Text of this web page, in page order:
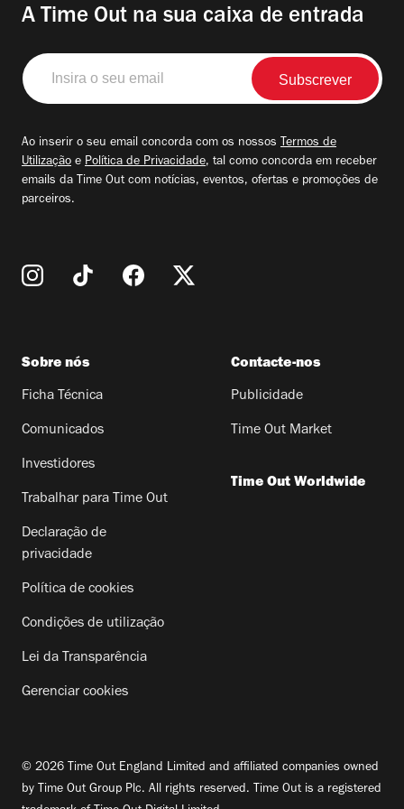
A Time Out na sua caixa de entrada
Insira
o
seu
Ao inserir o seu email concorda com os nossos Termos de
Utilização e Política de Privacidade, tal como concorda em receber
emails da Time Out com notícias, eventos, ofertas e promoções de
parceiros.
Sobre nós
Ficha Técnica
Comunicados
Investidores
Trabalhar para Time Out
Declaração de
privacidade
Política de cookies
Condições de utilização
Lei da Transparência
Gerenciar cookies
Contacte-nos
Publicidade
Time Out Market
Time Out Worldwide
© 2026 Time Out England Limited and affiliated companies owned
by Time Out Group Plc. All rights reserved. Time Out is a registered